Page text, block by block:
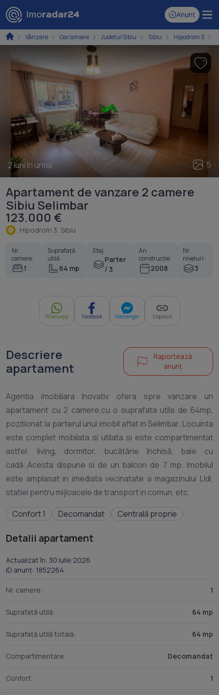
Anunț
Vânzare Garsoniere Județul Sibiu Sibiu Hipodrom 3
2 luni în urmă 5
Apartament de vanzare 2 camere
Sibiu Selimbar
123.000 €
Hipodrom 3, Sibiu
Nr.
camere:
1
Suprafață
utilă:
64 mp
Etaj:
Parter
/ 3
An
construcție:
2008
Nr.
niveluri:
3
Whatsapp Facebook Messenger Copiază
Descriere
apartament
Raportează
anunț
Agentia imobiliara Inovativ ofera spre vanzare un
apartament cu 2 camere,cu o suprafata utila de 64mp,
pozitionat la parterul unui imobil aflat in Selimbar. Locuinta
este complet mobilata si utilata si este compartimentat
astfel: living, dormitor, bucătărie închisă, baie cu
cadă..Acesta dispune si de un balcon de 7 mp. Imobilul
este amplasat in imediata vecinatate a magazinului LIdl,
Confort 1
Decomandat Centrală proprie
Detalii apartament
Actualizat în: 30 Iulie 2026
ID anunț: 1852264
Nr. camere: 1
Suprafață utilă: 64 mp
Suprafață utilă totală: 64 mp
Compartimentare: Decomandat
Confort: 1